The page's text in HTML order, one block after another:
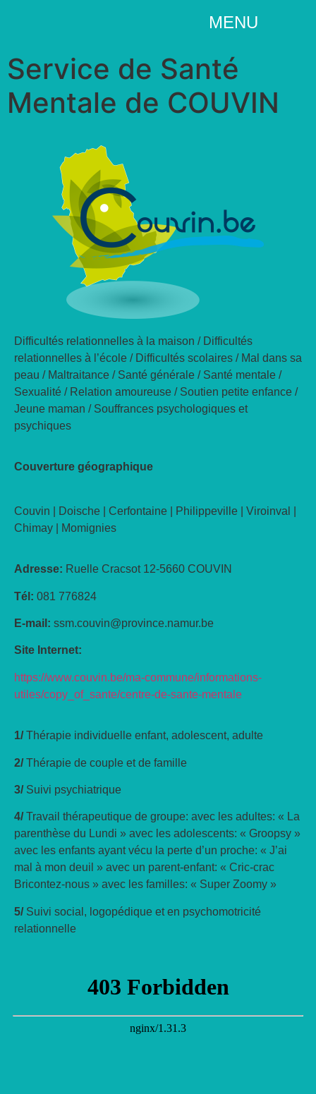
MENU
Service de Santé
Mentale de COUVIN
Difficultés relationnelles à la maison / Difficultés
relationnelles à l’école / Difficultés scolaires / Mal dans sa
peau / Maltraitance / Santé générale / Santé mentale /
Sexualité / Relation amoureuse / Soutien petite enfance /
Jeune maman / Souffrances psychologiques et
psychiques
Couverture géographique
Couvin | Doische | Cerfontaine | Philippeville | Viroinval |
Chimay | Momignies
Adresse: Ruelle Cracsot 12-5660 COUVIN
Tél: 081 776824
E-mail: ssm.couvin@province.namur.be
Site Internet:
https://www.couvin.be/ma-commune/informations-
utiles/copy_of_sante/centre-de-sante-mentale
1/Thérapie individuelle enfant, adolescent, adulte
2/Thérapie de couple et de famille
3/Suivi psychiatrique
4/Travail thérapeutique de groupe: avec les adultes: « La
parenthèse du Lundi » avec les adolescents: « Groopsy »
avec les enfants ayant vécu la perte d’un proche: « J’ai
mal à mon deuil » avec un parent-enfant: « Cric-crac
Bricontez-nous » avec les familles: « Super Zoomy »
5/Suivi social, logopédique et en psychomotricité
relationnelle